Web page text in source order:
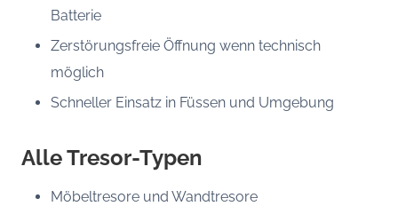
Batterie
Zerstörungsfreie Öffnung wenn technisch
möglich
Schneller Einsatz in Füssen und Umgebung
Alle Tresor-Typen
Möbeltresore und Wandtresore